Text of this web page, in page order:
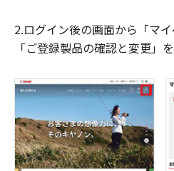
2.ログイン後の画面から「マイ
「ご登録製品の確認と変更」